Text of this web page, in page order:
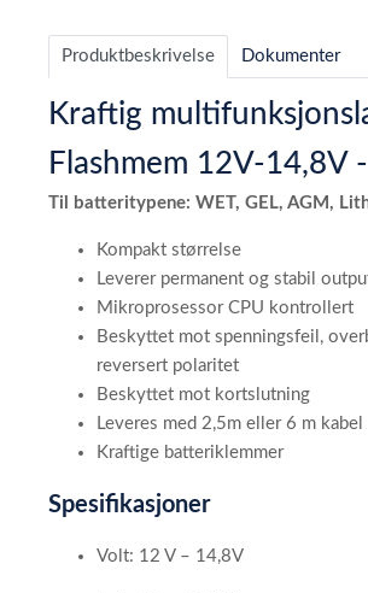
Produktbeskrivelse Dokumenter
Kraftig
Flashmem 12V-14,8V
Til batteritypene: WET, GEL, AGM,
Kompakt størrelse
Leverer permanent og stabil
Mikroprosessor CPU kontrollert
Beskyttet mot spenningsfeil,
reversert polaritet
Beskyttet mot kortslutning
Leveres med 2,5m eller 6 m kabel
Kraftige batteriklemmer
Spesifikasjoner
Volt: 12 V – 14,8V